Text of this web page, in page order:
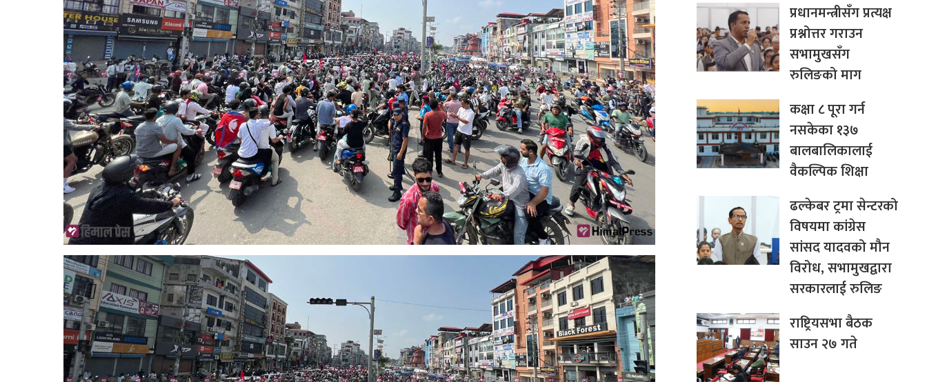
प्रधानमन्त्रीसँग प्रत्यक्ष
प्रश्नोत्तर गराउन
सभामुखसँग
रुलिङको माग
कक्षा ८ पूरा गर्न
नसकेका १३७
बालबालिकालाई
वैकल्पिक शिक्षा
ढल्केबर ट्रमा सेन्टरको
विषयमा कांग्रेस
सांसद यादवको मौन
विरोध, सभामुखद्वारा
सरकारलाई रुलिङ
राष्ट्रियसभा बैठक
साउन २७ गते